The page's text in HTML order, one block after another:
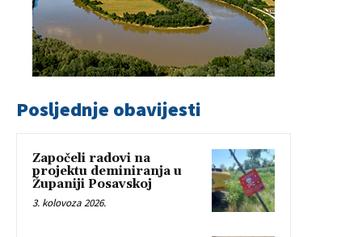
Posljednje obavijesti
Započeli radovi na
projektu deminiranja u
Županiji Posavskoj
3. kolovoza 2026.